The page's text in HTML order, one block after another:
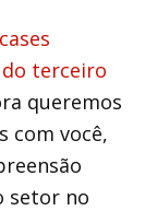
terceiro
queremos
com você,
setor no